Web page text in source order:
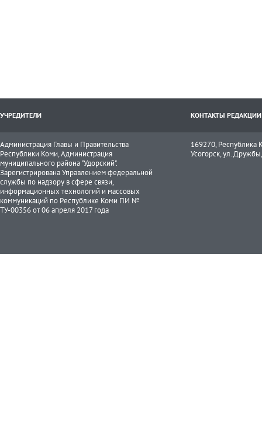
УЧРЕДИТЕЛИ КОНТАКТЫ РЕДАКЦИИ
Администрация Главы и Правительства
Республики Коми, Администрация
муниципального района "Удорский".
Зарегистрирована Управлением федеральной
службы по надзору в сфере связи,
информационных технологий и массовых
коммуникаций по Республике Коми ПИ №
ТУ-00356 от 06 апреля 2017 года
169270, Республика
Усогорск, ул.